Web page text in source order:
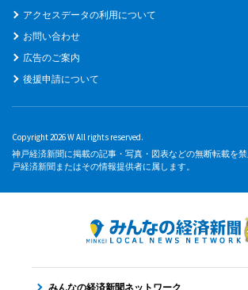
アクセスデータの利用について
お問い合わせ
広告のご案内
後援申請について
Copyright 2026 W All rights reserved.
神戸経済新聞に掲載の記事・写真・図表などの無断転載を
戸経済新聞またはその情報提供者に属します。
みんなの経済新聞ネットワーク